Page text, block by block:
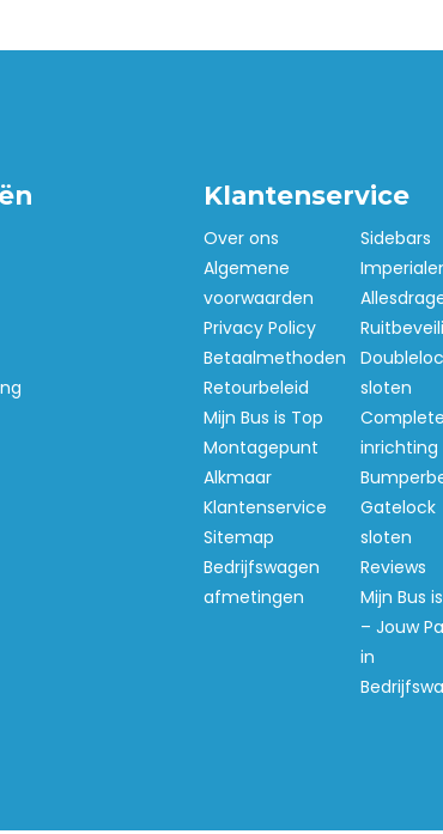
Klantenservice
Over ons
Algemene
voorwaarden
Privacy Policy
Betaalmethoden
Retourbeleid
Mijn Bus is Top
Montagepunt
Alkmaar
Klantenservice
Sitemap
Bedrijfswagen
afmetingen
Sidebars
sloten
inrichting
Gatelock
sloten
Reviews
Mijn Bus
– Jouw
in